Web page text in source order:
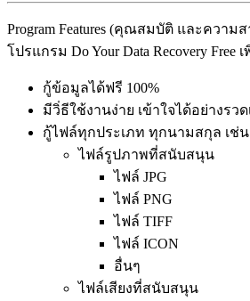
Program Features (คุณสมบัติ และความ
โปรแกรม Do Your Data Recovery Free
กู้ข้อมูลได้ฟรี 100%
มีวิํธีใช้งานง่าย เข้าใจได้อย่างรวด
กู้ไฟล์ทุกประเภท ทุกนามสกุล เช่น
ไฟล์รูปภาพที่สนับสนุน
ไฟล์ JPG
ไฟล์ PNG
ไฟล์ TIFF
ไฟล์ ICON
อื่นๆ
ไฟล์เสียงที่สนับสนุน